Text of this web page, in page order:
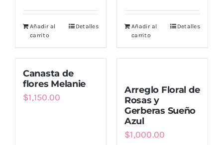
Añadir al
carrito
Detalles
Añadir al
carrito
Detalles
Canasta de
flores Melanie
$1,150.00
Arreglo Floral de
Rosas y
Gerberas Sueño
Azul
$1,000.00